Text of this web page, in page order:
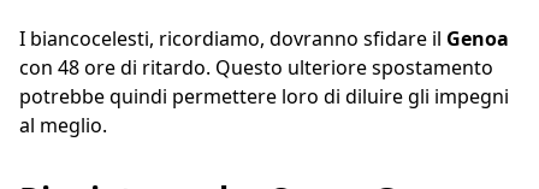
I biancocelesti, ricordiamo, dovranno sfidare il Genoa
con 48 ore di ritardo. Questo ulteriore spostamento
potrebbe quindi permettere loro di diluire gli impegni
al meglio.